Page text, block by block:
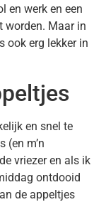
en werk en een
worden. Maar in
ook erg lekker in
en snel te
(en m’n
vriezer en als ik
ontdooid
de appeltjes